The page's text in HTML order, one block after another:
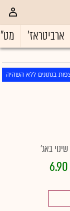
ארביטראז'
בנתונים ללא השהיה
שינוי באג'
6.90